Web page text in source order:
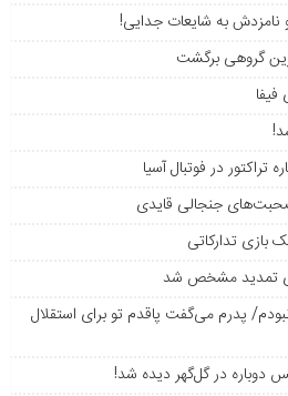
به شایعات جدایی!
گروهی برگشت
فیفا
در فوتبال آسیا
جنجالی قایدی
بازی تدارکاتی
پدرم می‌گفت پاقدم تو برای استقلال
دوباره در گل‌گهر دیده شد!